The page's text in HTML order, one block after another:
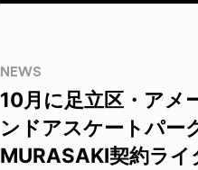
NEWS
10月に足立区・アメ
ンドアスケートパー
MURASAKI契約ラ